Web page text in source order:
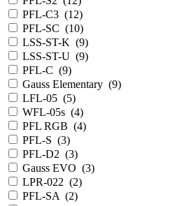
PFL-C3 (12)
PFL-SC (10)
LSS-ST-K (9)
LSS-ST-U (9)
PFL-С (9)
Gauss Elementary (9)
LFL-05 (5)
WFL-05s (4)
PFL RGB (4)
PFL-S (3)
PFL-D2 (3)
Gauss EVO (3)
LPR-022 (2)
PFL-SA (2)